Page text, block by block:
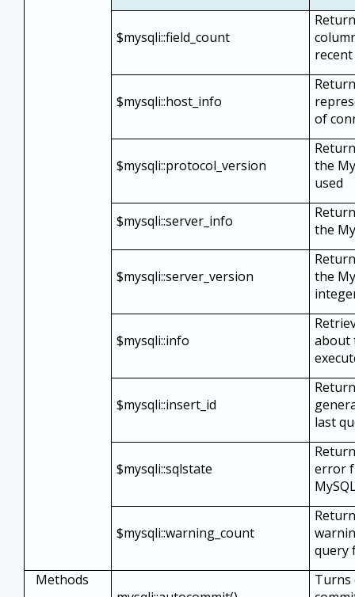
$mysqli::field_count
$mysqli::host_info
of
$mysqli::protocol_version
the
used
$mysqli::server_info
the
$mysqli::server_version
the
$mysqli::info
about
$mysqli::insert_id
last
$mysqli::sqlstate
error
$mysqli::warning_count
query
Methods
Turns